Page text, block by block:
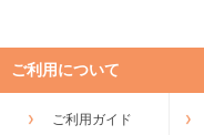
ご利用について
ご利用ガイド